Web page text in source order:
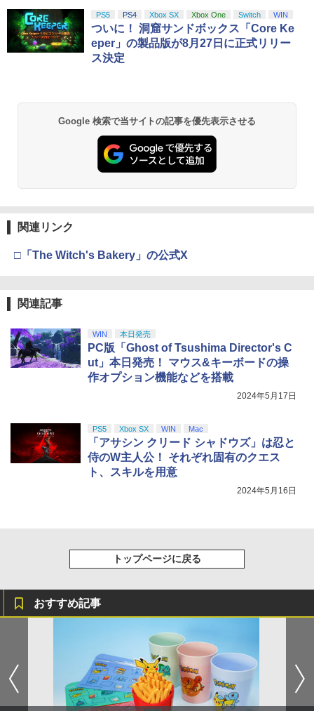
1
スプラトゥーン レイダース|オンライン
コード版
￥5,832
スプラトゥーン レイダース -Switch2
4
￥9,000
ニンテンドープリペイド番号 5000円|オ
￥5,000
1
PlayStation 5 デジタル・エディション
日本語専用 Console Language: Japan
ese only (CFI-2200B01)
￥55,000
Beast of Reincarnation -PS5 【特典】
プロダクトコード 封入
￥7,286
￥11,849
4
￥10,737
【純正品】DualSense ワイヤレスコン
￥10,737
1
Xbox プリペイドカード 10,000円 デジ
タルコード 【旧 Xbox ギフトカード】
[オンラインコード]
￥10,000
Xbox プリペイドカード 1,000円 デジタ
ルコード 【旧 Xbox ギフトカード】 [オ
ンラインコード]
￥1,000
￥8,300
4
ンラインコード]
￥5,000
￥7,681
1
劇場版「鬼滅の刃」無限城編 第一章 猗
窩座再来 通常版 [Blu-ray]
￥3,964
劇場版「鬼滅の刃」無限城編 第一章 猗
窩座再来 通常版 [DVD]
￥3,523
￥8,698
y』Blu-ray（特装限定版）
￥8,589
窩座再来 完全生産限定版 [DVD]
￥7,828
PS5 PS4 Xbox SX Xbox One Switch WIN
ついに！ 洞窟サンドボックス「Core Ke
eper」の製品版が8月27日に正式リリー
ス決定
Google 検索で当サイトの記事を優先表示させる
関連リンク
□「The Witch's Bakery」の公式X
関連記事
WIN 本日発売
PC版「Ghost of Tsushima Director's C
ut」本日発売！ マウス&キーボードの操
作オプション機能などを搭載
2024年5月17日
PS5 Xbox SX WIN Mac
「アサシン クリード シャドウズ」は忍と
侍のW主人公！ それぞれ固有のクエス
ト、スキルを用意
2024年5月16日
トップページに戻る
おすすめ記事